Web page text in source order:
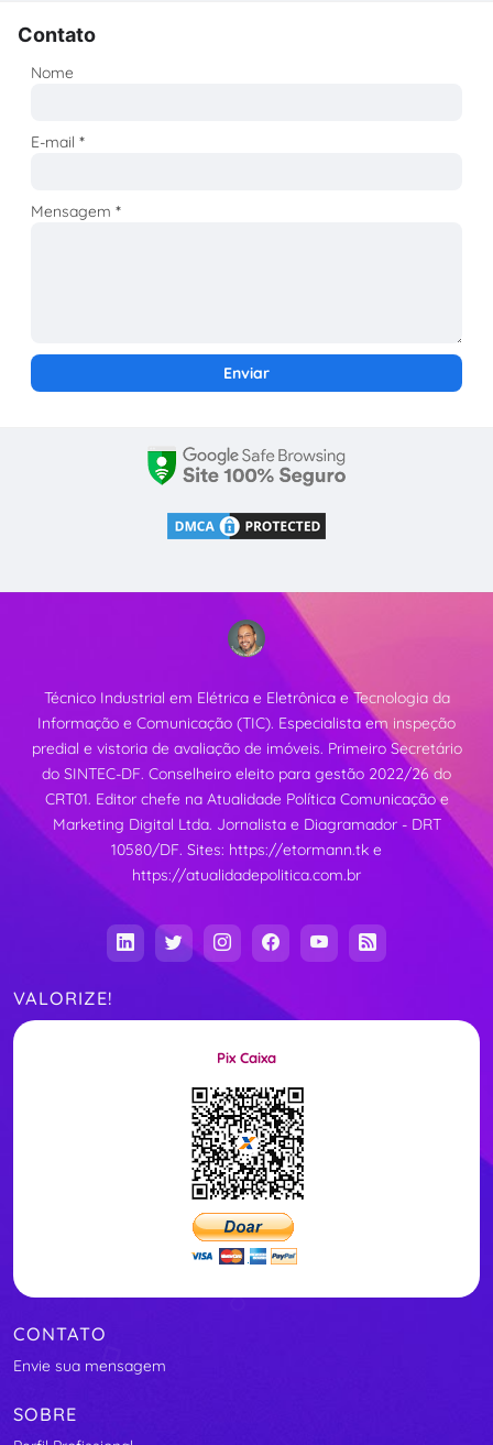
Contato
Nome
E-mail*
Mensagem*
Técnico Industrial em Elétrica e Eletrônica e Tecnologia da
Informação e Comunicação (TIC). Especialista em inspeção
predial e vistoria de avaliação de imóveis. Primeiro Secretário
do SINTEC-DF. Conselheiro eleito para gestão 2022/26 do
CRT01. Editor chefe na Atualidade Política Comunicação e
Marketing Digital Ltda. Jornalista e Diagramador - DRT
10580/DF. Sites: https://etormann.tk e
https://atualidadepolitica.com.br
VALORIZE!
Pix Caixa
CONTATO
Envie sua mensagem
SOBRE